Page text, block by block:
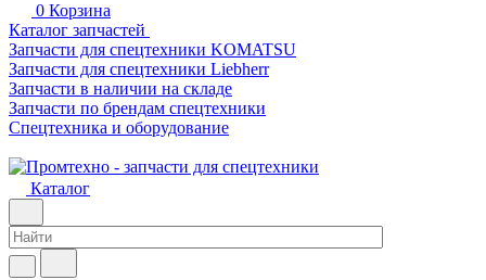
0 Корзина
Каталог запчастей
Запчасти для спецтехники KOMATSU
Запчасти для спецтехники Liebherr
Запчасти в наличии на складе
Запчасти по брендам спецтехники
Спецтехника и оборудование
Каталог